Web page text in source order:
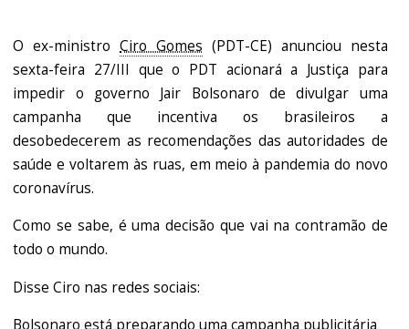
O ex-ministroCiro Gomes (PDT-CE) anunciou nesta
sexta-feira 27/III que o PDT acionará a Justiça para
impedir o governo Jair Bolsonaro de divulgar uma
campanha que incentiva os brasileiros a
desobedecerem as recomendações das autoridades de
saúde e voltarem às ruas, em meio à pandemia do novo
coronavírus.
Como se sabe, é uma decisão que vai na contramão de
todo o mundo.
Disse Ciro nas redes sociais:
Bolsonaro está preparando uma campanha publicitária